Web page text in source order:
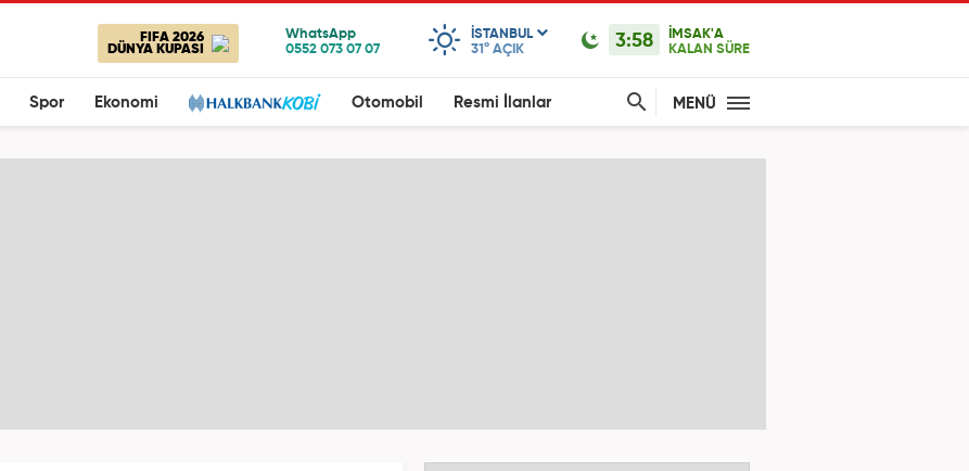
FIFA 2026
DÜNYA KUPASI
ISTANBUL
31° AÇIK 3:58
İMSAK'A
KALAN SÜRE
Spor Ekonomi Otomobil Resmi İlanlar MENÜ